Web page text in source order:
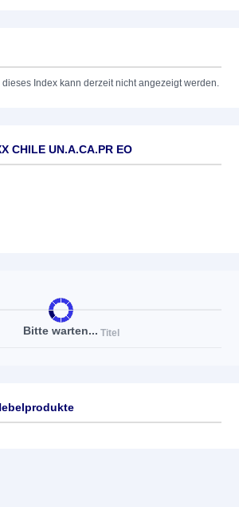
Index kann derzeit nicht angezeigt werden.
CHILE UN.A.CA.PR EO
Bitte warten... Titel